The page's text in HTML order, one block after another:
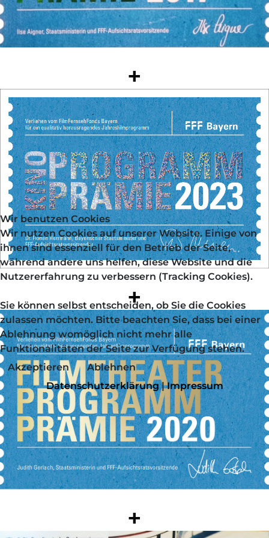
+
+
+
Wir benutzen Cookies
Wir nutzen Cookies auf unserer Website. Einige von
ihnen sind essenziell für den Betrieb der Seite,
während andere uns helfen, diese Website und die
Nutzererfahrung zu verbessern (Tracking Cookies).
Sie können selbst entscheiden, ob Sie die Cookies
zulassen möchten. Bitte beachten Sie, dass bei einer
Ablehnung womöglich nicht mehr alle
Funktionalitäten der Seite zur Verfügung stehen.
Akzeptieren
Ablehnen
Datenschutzerklärung|Impressum